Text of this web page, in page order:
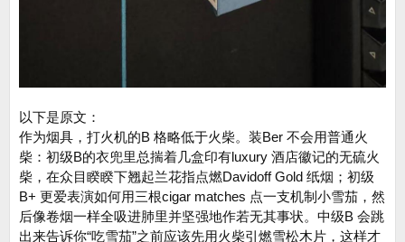
以下是原文：
作为烟具，打火机的B 格略低于火柴。装Ber 不会用普通火
柴：初级B的衣兜里总揣着几盒印有luxury 酒店徽记的无硫火
柴，在众目睽睽下翘起兰花指点燃Davidoff Gold 纸烟；初级
B+ 更爱表演如何用三根cigar matches 点一支机制小雪茄，然
后像卷烟一样全吸进肺里并坚强地作若无其事状。中级B 会跳
出来告诉你“吃雪茄”之前应该先用火柴引燃雪松木片，这样才